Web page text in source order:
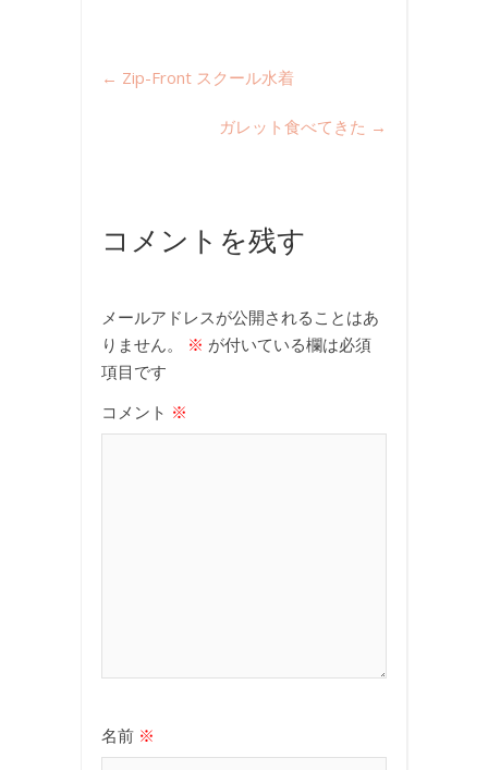
← Zip-Front スクール水着
ガレット食べてきた →
コメントを残す
メールアドレスが公開されることはあ
りません。
※ が付いている欄は必須
項目です
コメント ※
名前 ※